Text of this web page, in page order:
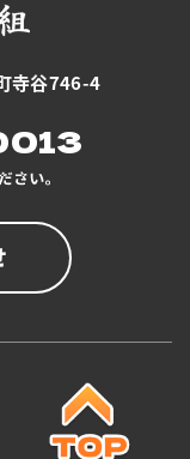
寺谷746-4